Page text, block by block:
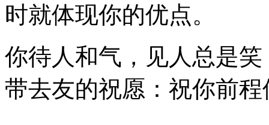
时就体现你的优点。
你待人和气，见人总是
带去友的祝愿：祝你前